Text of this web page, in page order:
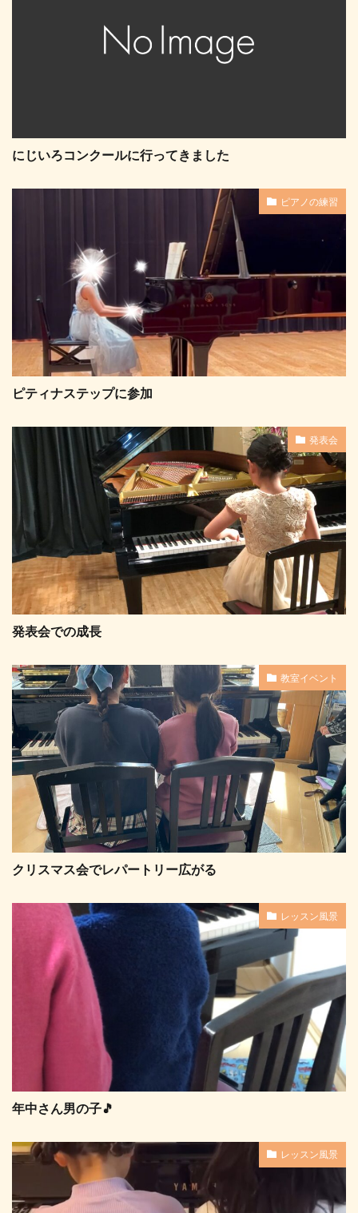
にじいろコンクールに行ってきました
ピアノの練習
ピティナステップに参加
発表会
発表会での成長
教室イベント
クリスマス会でレパートリー広がる
レッスン風景
年中さん男の子🎵
レッスン風景